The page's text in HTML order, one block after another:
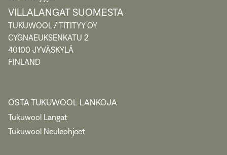
VILLALANGAT SUOMESTA
TUKUWOOL / TITITYY OY
CYGNAEUKSENKATU 2
40100 JYVÄSKYLÄ
FINLAND
OSTA TUKUWOOL LANKOJA
Tukuwool Langat
Tukuwool Neuleohjeet